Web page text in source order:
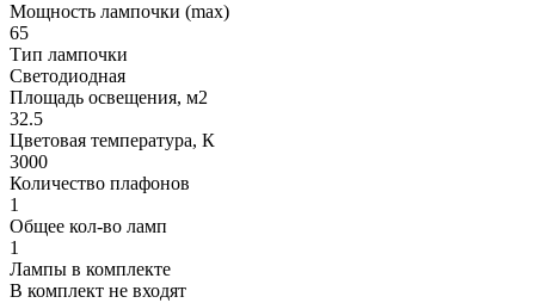
Мощность лампочки (max)
65
Тип лампочки
Светодиодная
Площадь освещения, м2
32.5
Цветовая температура, К
3000
Количество плафонов
1
Общее кол-во ламп
1
Лампы в комплекте
В комплект не входят